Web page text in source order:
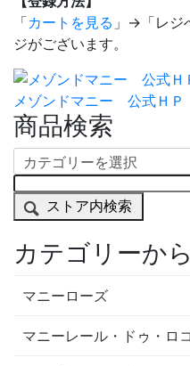
「カートを見る 」→「レジ
ジがございます。
メゾンドマニー 公式ＨＰ
商品検索
ストア内検索
カテゴリーか
マニーローズ
マニーレール・ドゥ・ロ